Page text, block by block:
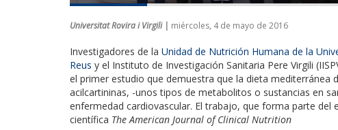
Universitat Rovira i Virgili | miércoles, 4 de mayo de 2016
Investigadores de la Unidad de Nutrición Humana de la
Reus y el Instituto de Investigación Sanitaria Pere Virgili
el primer estudio que demuestra que la dieta mediterránea
acilcartininas, -unos tipos de metabolitos o sustancias en
enfermedad cardiovascular. El trabajo, que forma parte del
científica The American Journal of Clinical Nutrition